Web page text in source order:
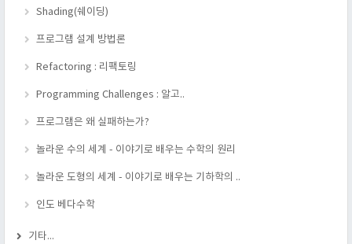
Shading(쉐이딩)
프로그램 설계 방법론
Refactoring : 리팩토링
Programming Challenges : 알고..
프로그램은 왜 실패하는가?
놀라운 수의 세계 - 이야기로 배우는 수학의 원리
놀라운 도형의 세계 - 이야기로 배우는 기하학의 ..
인도 베다수학
기타...